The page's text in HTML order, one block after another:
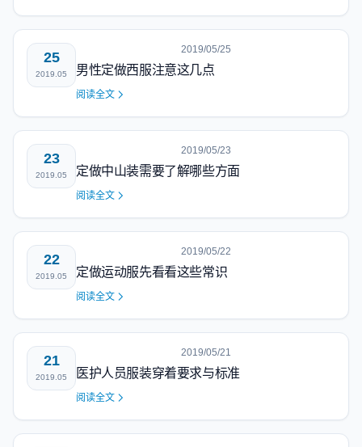
25
2019.05
2019/05/25
男性定做西服注意这几点
阅读全文
23
2019.05
2019/05/23
定做中山装需要了解哪些方面
阅读全文
22
2019.05
2019/05/22
定做运动服先看看这些常识
阅读全文
21
2019.05
2019/05/21
医护人员服装穿着要求与标准
阅读全文